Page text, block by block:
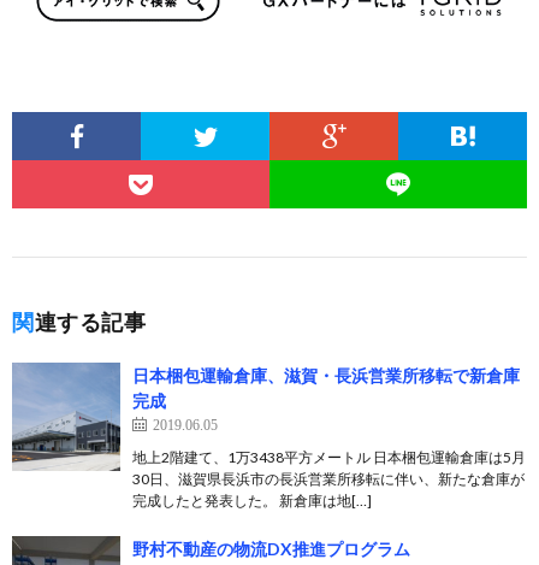
関連する記事
日本梱包運輸倉庫、滋賀・長浜営業所移転で新倉庫
完成
2019.06.05
地上2階建て、1万3438平方メートル 日本梱包運輸倉庫は5月
30日、滋賀県長浜市の長浜営業所移転に伴い、新たな倉庫が
完成したと発表した。 新倉庫は地[…]
野村不動産の物流DX推進プログラム